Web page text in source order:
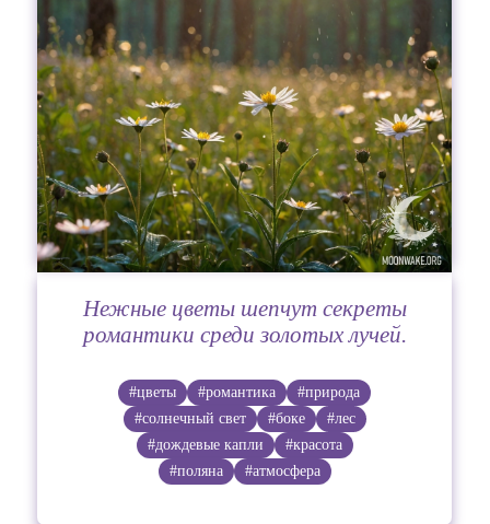
Нежные цветы шепчут секреты
романтики среди золотых лучей.
#цветы #романтика
#природа
#солнечный свет
#боке
#лес
#дождевые капли
#красота
#поляна
#атмосфера